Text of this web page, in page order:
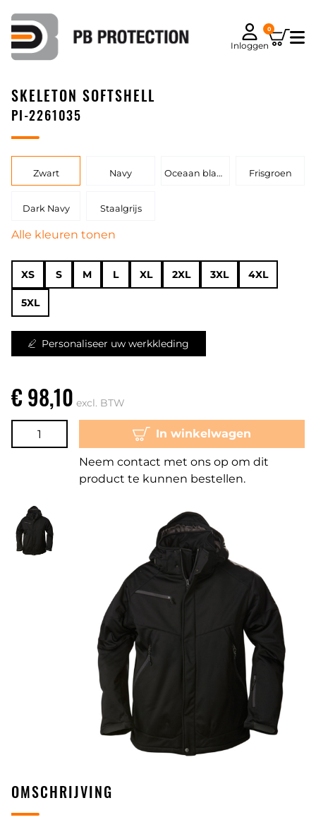
Inloggen
0
SKELETON SOFTSHELL
PI-2261035
Zwart Navy Oceaan blauw Frisgroen
Dark Navy Staalgrijs
Alle kleuren tonen
XS S M L XL 2XL 3XL 4XL
5XL
Personaliseer uw werkkleding
€ 98,10 excl. BTW
In winkelwagen
Neem contact met ons op om dit
product te kunnen bestellen.
OMSCHRIJVING